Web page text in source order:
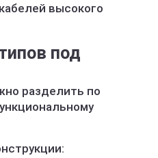
высокого
под
разделить по